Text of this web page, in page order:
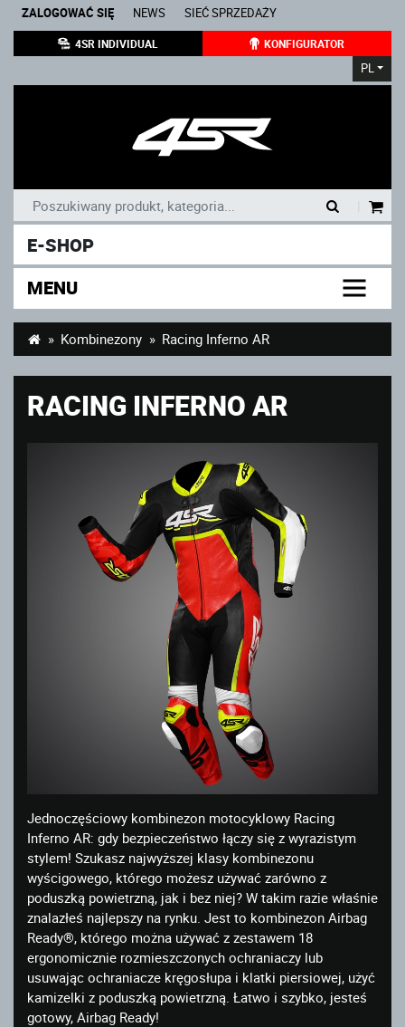
ZALOGOWAĆ SIĘ NEWS SIEĆ SPRZEDAŻY
4SR INDIVIDUAL KONFIGURATOR
PL
E-SHOP
MENU
Kombinezony Racing Inferno AR
RACING INFERNO AR
Jednoczęściowy kombinezon motocyklowy Racing
Inferno AR: gdy bezpieczeństwo łączy się z wyrazistym
stylem! Szukasz najwyższej klasy kombinezonu
wyścigowego, którego możesz używać zarówno z
poduszką powietrzną, jak i bez niej? W takim razie właśnie
znalazłeś najlepszy na rynku. Jest to kombinezon Airbag
Ready®, którego można używać z zestawem 18
ergonomicznie rozmieszczonych ochraniaczy lub
usuwając ochraniacze kręgosłupa i klatki piersiowej, użyć
kamizelki z poduszką powietrzną. Łatwo i szybko, jesteś
gotowy, Airbag Ready!